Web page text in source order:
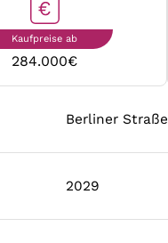
Kaufpreise ab
284.000€
Berliner
2029